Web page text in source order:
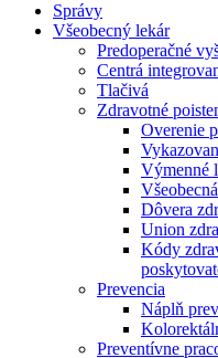
Správy
Všeobecný lekár
Predoperačné
Centrá
Tlačivá
Zdravotné
Overenie
Výmenné
Dôvera
Union
Kódy
Prevencia
Náplň
Preventívne